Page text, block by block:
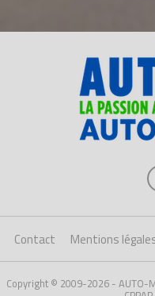
Contact Mentions
Copyright © 2009-2026 - AUTO-